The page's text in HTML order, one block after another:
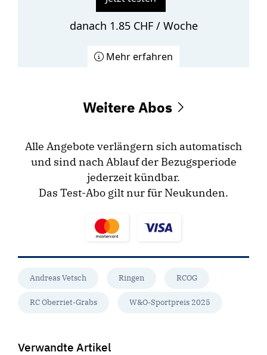
danach 1.85 CHF / Woche
Mehr erfahren
Weitere Abos
Alle Angebote verlängern sich automatisch
und sind nach Ablauf der Bezugsperiode
jederzeit kündbar.
Das Test-Abo gilt nur für Neukunden.
Andreas Vetsch Ringen RCOG
RC Oberriet-Grabs W&O-Sportpreis 2025
Verwandte Artikel